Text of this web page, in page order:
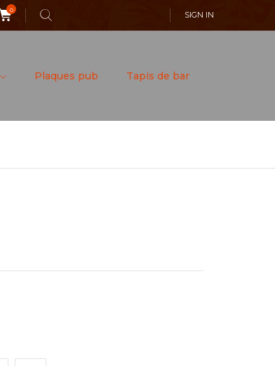
0 SIGN IN
Plaques pub Tapis de bar